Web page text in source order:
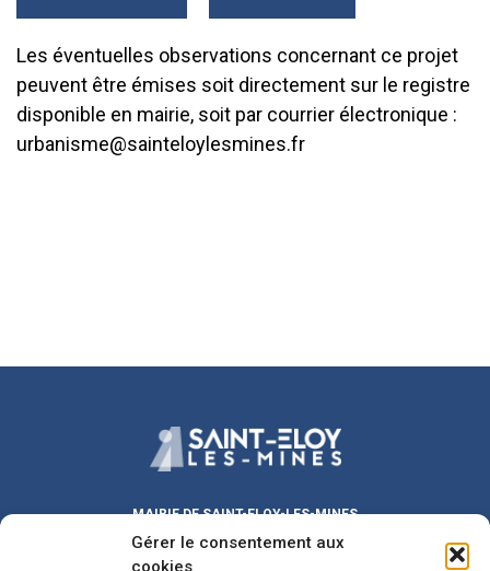
Gérer le consentement aux
cookies
Les éventuelles observations concernant ce projet
peuvent être émises soit directement sur le registre
disponible en mairie, soit par courrier électronique :
urbanisme@sainteloylesmines.fr
MAIRIE DE SAINT-ELOY-LES-MINES
Place Michel DUVAL